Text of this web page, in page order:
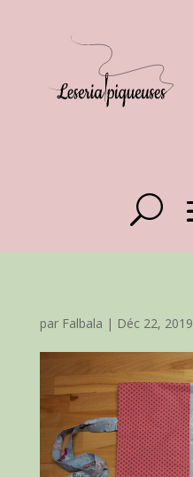
par Falbala | Déc 22, 2019